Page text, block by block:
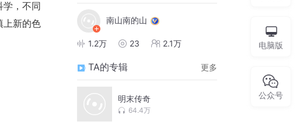
，不同
上新的色
南山南的山
1.2万 23 2.1万
TA的专辑 更多
明末传奇
64.4万
电脑版
公众号